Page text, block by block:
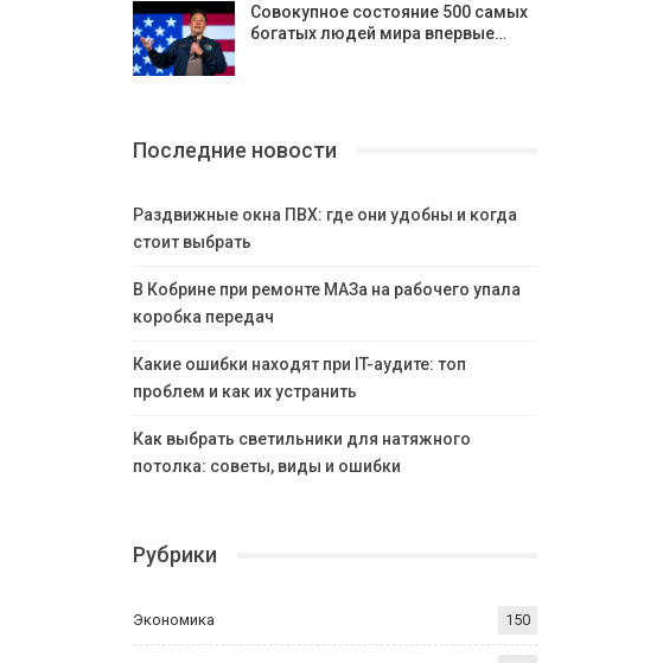
Совокупное состояние 500 самых
богатых людей мира впервые…
Последние новости
Раздвижные окна ПВХ: где они удобны и когда
стоит выбрать
В Кобрине при ремонте МАЗа на рабочего упала
коробка передач
Какие ошибки находят при IT-аудите: топ
проблем и как их устранить
Как выбрать светильники для натяжного
потолка: советы, виды и ошибки
Рубрики
Экономика 150